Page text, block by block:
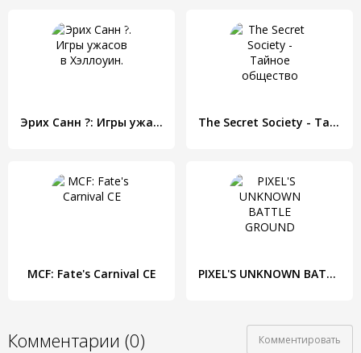
Эрих Санн ?: Игры ужасов в Хэллоуин. The Secret Society - Тайное общество
MCF: Fate's Carnival CE PIXEL'S UNKNOWN BATTLE GROUND
Комментарии (0) Комментировать